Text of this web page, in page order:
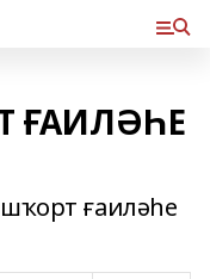
ҒАИЛӘҺЕ
ғаиләһе